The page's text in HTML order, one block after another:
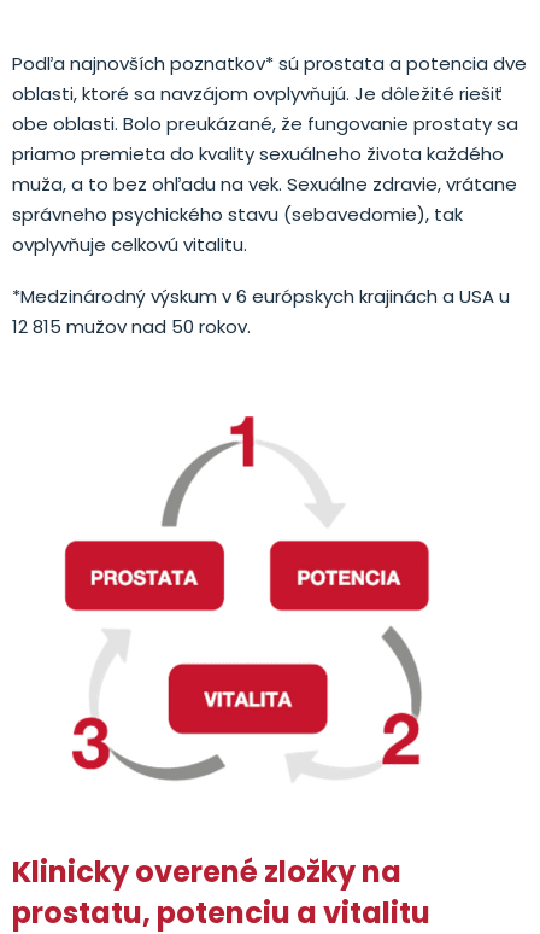
Podľa najnovších poznatkov* sú prostata a potencia dve
oblasti, ktoré sa navzájom ovplyvňujú. Je dôležité riešiť
obe oblasti. Bolo preukázané, že fungovanie prostaty sa
priamo premieta do kvality sexuálneho života každého
muža, a to bez ohľadu na vek. Sexuálne zdravie, vrátane
správneho psychického stavu (sebavedomie), tak
ovplyvňuje celkovú vitalitu.
*Medzinárodný výskum v 6 európskych krajinách a USA u
12 815 mužov nad 50 rokov.
Klinicky overené zložky na
prostatu, potenciu a vitalitu